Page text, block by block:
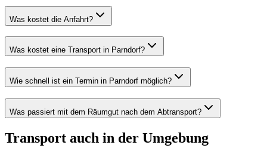
Was kostet die Anfahrt?
Was kostet eine Transport in Parndorf?
Wie schnell ist ein Termin in Parndorf möglich?
Was passiert mit dem Räumgut nach dem Abtransport?
Transport auch in der Umgebung